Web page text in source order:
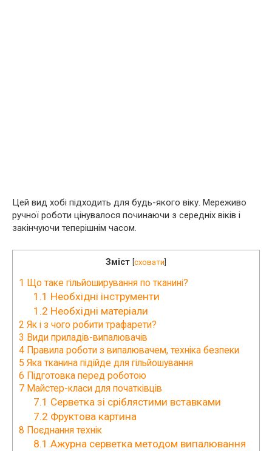
Цей вид хобі підходить для будь-якого віку. Мереживо
ручної роботи цінувалося починаючи з середніх віків і
закінчуючи теперішнім часом.
Зміст сховати
1 Що таке гільйоширування по тканині?
1.1 Необхідні інструменти
1.2 Необхідні матеріали
2 Як і з чого робити трафарети?
3 Види приладів-випалювачів
4 Правила роботи з випалювачем, техніка безпеки
5 Яка тканина підійде для гільйошування
6 Підготовка перед роботою
7 Майстер-класи для початківців
7.1 Серветка зі сріблястими вставками
7.2 Фруктова картина
8 Поєднання технік
8.1 Ажурна серветка методом випалювання